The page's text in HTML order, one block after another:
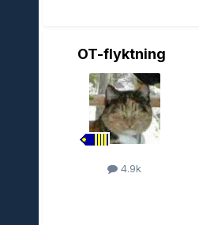
OT-flyktning
4.9k